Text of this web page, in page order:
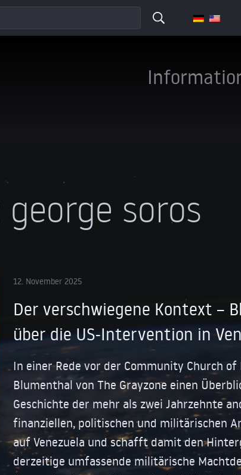
george soros
12. November 2025
Der verschwiegene Kontext –
über die US-Intervention in
In einer Rede vor der Community Church
Blumenthal von The Grayzone einen
Geschichte der mehr als zwei Jahrzehnte
finanziellen, politischen und militärischen
auf Venezuela und schafft damit den
derzeitige umfassende militärische